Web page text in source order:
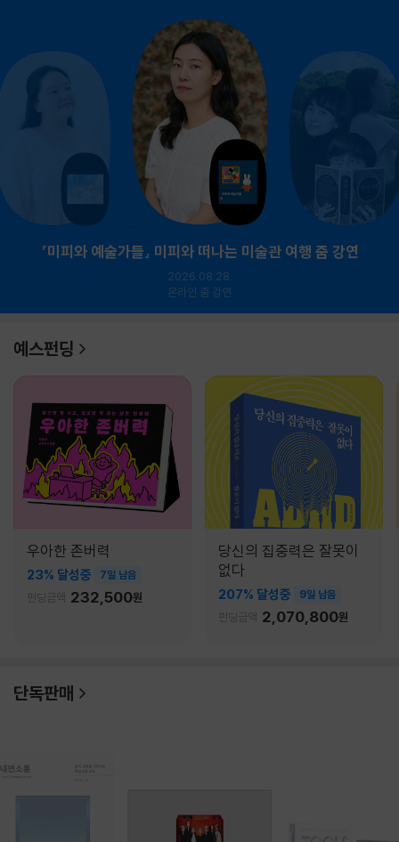
『미피와 예술가들』 미피와 떠나는 미술관 여행 줌 강연
2026.08.28.
온라인 줌 강연
예스펀딩
우아한 존버력
23% 달성중 7일 남음
펀딩금액 232,500원
당신의 집중력은 잘못이
없다
207% 달성중 9일 남음
펀딩금액 2,070,800원
단독판매